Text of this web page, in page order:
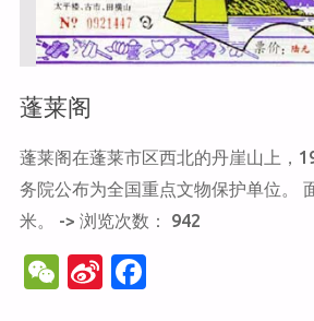
宫"
蓬莱阁
蓬莱阁在蓬莱市区西北的丹崖山上，
务院公布为全国重点文物保护单位。
米。 -> 浏览次数： 942
W
Si